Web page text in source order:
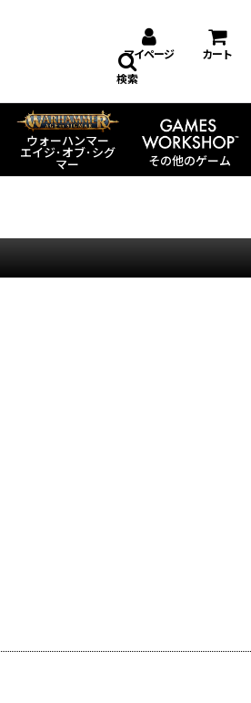
マイページ カート
ウォーハンマー
エイジ･オブ･シグ
マー その他のゲーム
検索